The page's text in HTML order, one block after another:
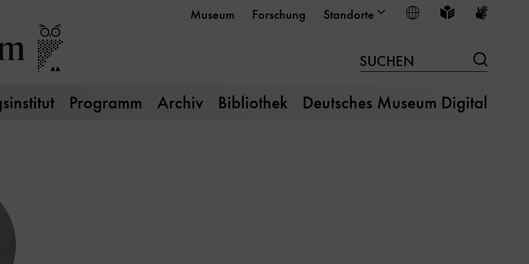
Museum Forschung Standorte Sprache wählen
Leichte Sprache
SUCHEN
Programm Archiv Bibliothek Deutsches Museum Digital